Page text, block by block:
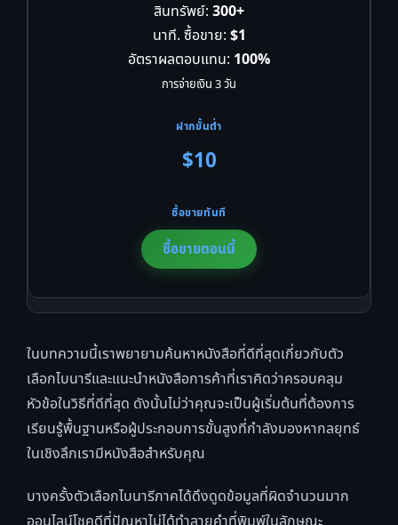
สินทรัพย์: 300+
นาที. ซื้อขาย: $1
อัตราผลตอบแทน: 100%
การจ่ายเงิน 3 วัน
$10
ซื้อขายตอนนี้
ในบทความนี้เราพยายามค้นหาหนังสือที่ดีที่สุดเกี่ยวกับตัว
เลือกไบนารีและแนะนำหนังสือการค้าที่เราคิดว่าครอบคลุม
หัวข้อในวิธีที่ดีที่สุด ดังนั้นไม่ว่าคุณจะเป็นผู้เริ่มต้นที่ต้องการ
เรียนรู้พื้นฐานหรือผู้ประกอบการขั้นสูงที่กำลังมองหากลยุทธ์
ในเชิงลึกเรามีหนังสือสำหรับคุณ
บางครั้งตัวเลือกไบนารีภาคได้ดึงดูดข้อมูลที่ผิดจำนวนมาก